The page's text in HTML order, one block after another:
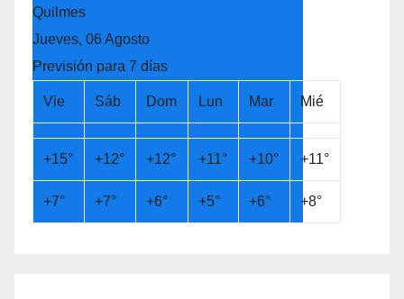
Quilmes
Jueves, 06 Agosto
Previsión para 7 días
Vie Sáb Dom Lun Mar Mié
+15° +12° +12° +11° +10° +11°
+7° +7° +6° +5° +6° +8°